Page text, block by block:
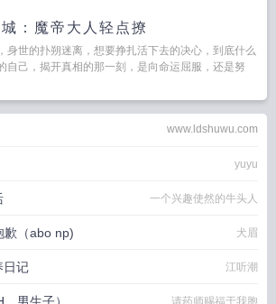
：魔帝大人轻点撩
身世的扑朔迷离，想要挣扎活下去的决心，到底什么
自己，揭开真相的那一刻，是向命运屈服，还是努
www.ldshuwu.com
yuyu
一个兴趣使然的牛头人
歉（abo np) 犬眉
日记 江听潮
请药师赐福于我胞